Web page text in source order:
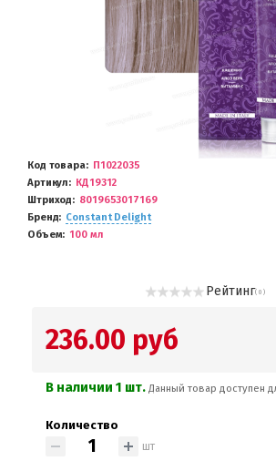
Код товара
П1022035
Артикул
КД19312
Штриход
8019653017169
Бренд
Constant Delight
Объем
100 мл
Рейтинг( 0 )
236.00 руб
В наличии 1 шт. Данный товар доступен
Количество
шт